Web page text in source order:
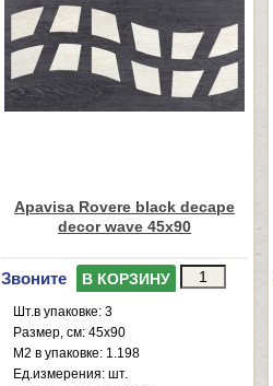
Apavisa Rovere black decape
decor wave 45x90
Звоните В КОРЗИНУ
Шт.в упаковке: 3
Размер, см: 45x90
М2 в упаковке: 1.198
Ед.измерения: шт.